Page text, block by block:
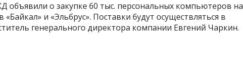
объявили о закупке 60 тыс. персональных компьютеров на
«Байкал» и «Эльбрус». Поставки будут осуществляться в
генерального директора компании Евгений Чаркин.